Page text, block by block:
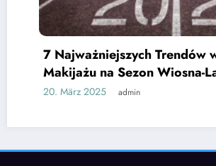
7 Najważniejszych Trendów w
Makijażu na Sezon Wiosna-
20. März 2025 admin